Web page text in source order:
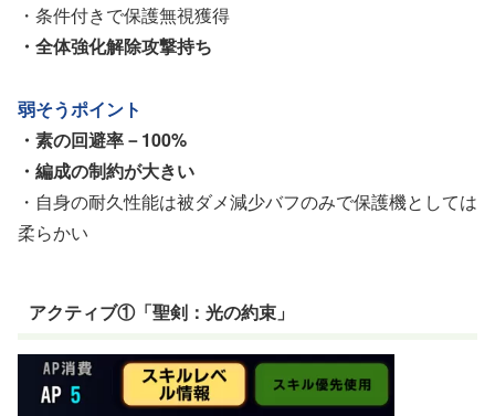
・条件付きで保護無視獲得
・全体強化解除攻撃持ち
弱そうポイント
・素の回避率－100%
・編成の制約が大きい
・自身の耐久性能は被ダメ減少バフのみで保護機としては
柔らかい
アクティブ①「聖剣：光の約束」